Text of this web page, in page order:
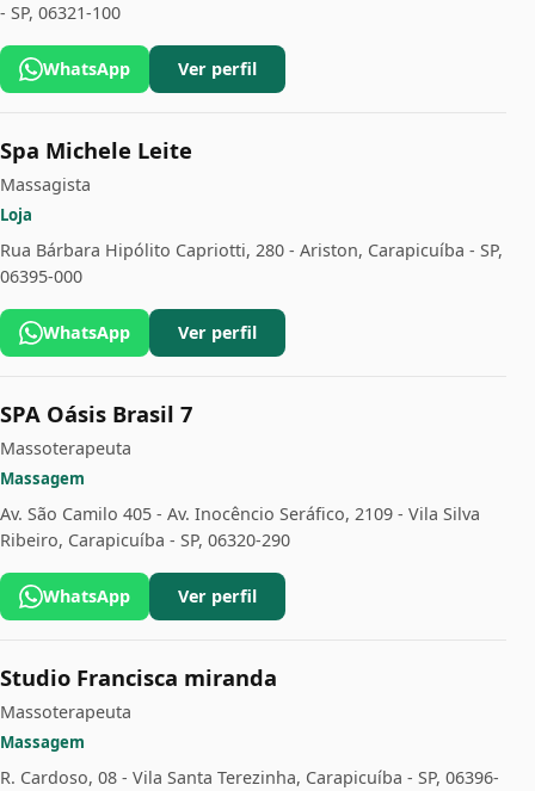
- SP, 06321-100
WhatsApp Ver perfil
Spa Michele Leite
Massagista
Loja
Rua Bárbara Hipólito Capriotti, 280 - Ariston, Carapicuíba - SP,
06395-000
WhatsApp Ver perfil
SPA Oásis Brasil 7
Massoterapeuta
Massagem
Av. São Camilo 405 - Av. Inocêncio Seráfico, 2109 - Vila Silva
Ribeiro, Carapicuíba - SP, 06320-290
WhatsApp Ver perfil
Studio Francisca miranda
Massoterapeuta
Massagem
R. Cardoso, 08 - Vila Santa Terezinha, Carapicuíba - SP, 06396-